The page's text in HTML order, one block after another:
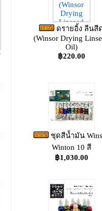
ดรายอิ้ง ลีนสี
(Winsor Drying
Oil)
฿220.00
ชุดสีน้ำมัน
Winton 10 สี
฿1,030.00